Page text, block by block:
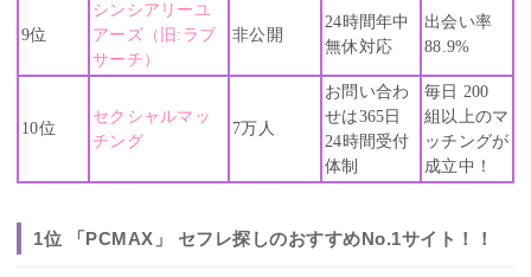
9位
シンシアリーユ
アーズ（旧:ラブ
サーチ）
非公開
24時間年中
無休対応
出会い率
88.9%
10位
セクシャルマッ
チング
7万人
お問い合わ
せは365日
24時間受付
体制
毎日 200
組以上のマ
ッチングが
成立中！
1位 「PCMAX」 セフレ探しのおすすめNo.1サイト！！